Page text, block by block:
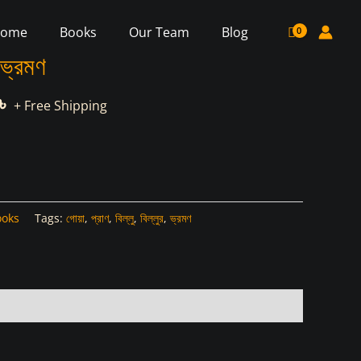
Books Our Team
Blog
Current
+ Free Shipping
Tags: গোয়া, প্রাণ, বিল্লু, বিল্লুর,ভ্রমণ